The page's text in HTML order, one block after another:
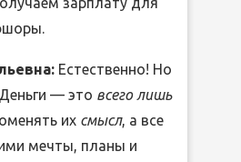
Естественно! Но
— это всего лишь
их смысл, а все
мечты, планы и